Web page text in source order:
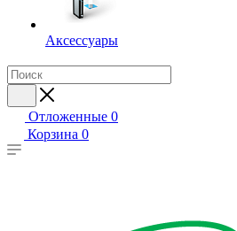
Аксессуары
Отложенные 0
Корзина 0